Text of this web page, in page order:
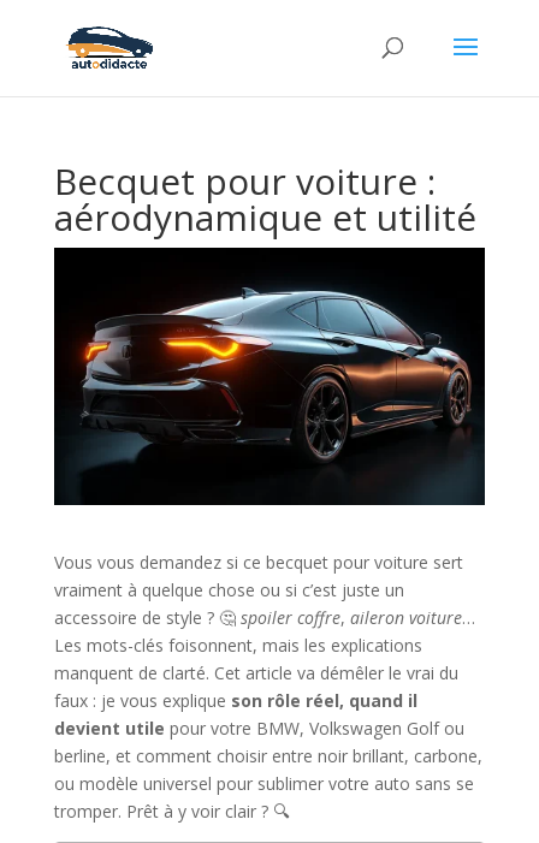
Becquet pour voiture :
aérodynamique et utilité
Vous vous demandez si ce becquet pour voiture sert
vraiment à quelque chose ou si c’est juste un
accessoire de style ? 🤔 spoiler coffre, aileron voiture…
Les mots-clés foisonnent, mais les explications
manquent de clarté. Cet article va démêler le vrai du
faux : je vous explique son rôle réel, quand il
devient utile pour votre BMW, Volkswagen Golf ou
berline, et comment choisir entre noir brillant, carbone,
ou modèle universel pour sublimer votre auto sans se
tromper. Prêt à y voir clair ? 🔍